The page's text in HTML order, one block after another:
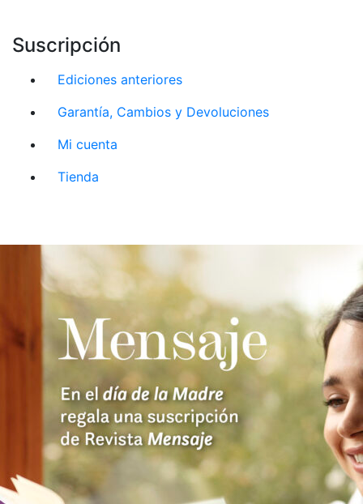
Suscripción
Ediciones anteriores
Garantía, Cambios y Devoluciones
Mi cuenta
Tienda